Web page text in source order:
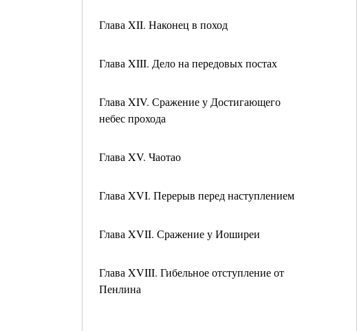
Глава XII. Наконец в поход
Глава XIII. Дело на передовых постах
Глава XIV. Сражение у Достигающего
небес прохода
Глава XV. Чаотао
Глава XVI. Перерыв перед наступлением
Глава XVII. Сражение у Иоширеи
Глава XVIII. Гибельное отступление от
Пенлина